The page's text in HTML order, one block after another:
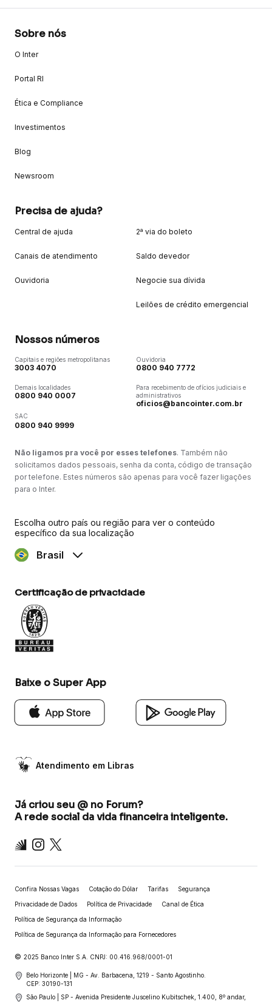
Sobre nós
O Inter
Portal RI
Ética e Compliance
Investimentos
Blog
Newsroom
Precisa de ajuda?
Central de ajuda
Canais de atendimento
Ouvidoria
2ª via do boleto
Saldo devedor
Negocie sua dívida
Leilões de crédito emergencial
Nossos números
Capitais e regiões metropolitanas
3003 4070
Demais localidades
0800 940 0007
SAC
0800 940 9999
Ouvidoria
0800 940 7772
Para recebimento de ofícios judiciais e
administrativos
oficios@bancointer.com.br
Não ligamos pra você por esses telefones. Também não
solicitamos dados pessoais, senha da conta, código de transação
por telefone. Estes números são apenas para você fazer ligações
para o Inter.
Escolha outro país ou região para ver o conteúdo
específico da sua localização
Brasil
Certificação de privacidade
Baixe o Super App
Atendimento em Libras
Já criou seu @ no Forum?
A rede social da vida financeira inteligente.
Inter Instagram
X
Confira Nossas Vagas Cotação do Dólar Tarifas Segurança
Privacidade de Dados Política de Privacidade Canal de Ética
Política de Segurança da Informação
Política de Segurança da Informação para Fornecedores
© 2025 Banco Inter S.A. CNPJ: 00.416.968/0001-01
Belo Horizonte | MG - Av. Barbacena, 1219 - Santo Agostinho.
CEP: 30190-131
São Paulo | SP - Avenida Presidente Juscelino Kubitschek, 1.400, 8º andar,